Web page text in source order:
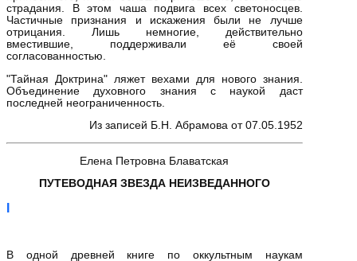
страдания. В этом чаша подвига всех светоносцев.
Частичные признания и искажения были не лучше
отрицания. Лишь немногие, действительно
вместившие, поддерживали её своей
согласованностью.
"Тайная Доктрина" ляжет вехами для нового знания.
Объединение духовного знания с наукой даст
последней неограниченность.
Из записей Б.Н. Абрамова от 07.05.1952
Елена Петровна Блаватская
ПУТЕВОДНАЯ ЗВЕЗДА НЕИЗВЕДАННОГО
I
В одной древней книге по оккультным наукам